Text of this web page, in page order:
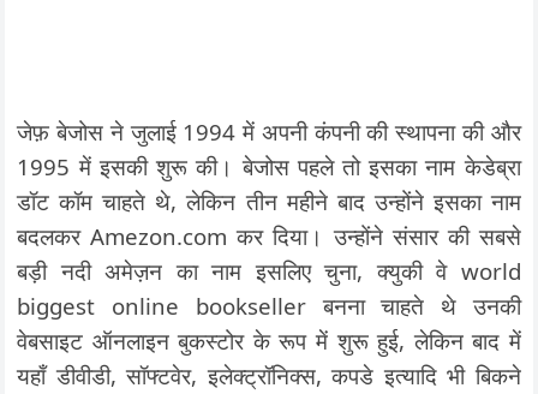
जेफ़ बेजोस ने जुलाई 1994 में अपनी कंपनी की स्थापना की और
1995 में इसकी शुरू की। बेजोस पहले तो इसका नाम केडेब्रा
डॉट कॉम चाहते थे, लेकिन तीन महीने बाद उन्होंने इसका नाम
बदलकर Amezon.com कर दिया। उन्होंने संसार की सबसे
बड़ी नदी अमेज़न का नाम इसलिए चुना, क्युकी वे world
biggest online bookseller बनना चाहते थे उनकी
वेबसाइट ऑनलाइन बुकस्टोर के रूप में शुरू हुई, लेकिन बाद में
यहाँ डीवीडी, सॉफ्टवेर, इलेक्ट्रॉनिक्स, कपडे इत्यादि भी बिकने